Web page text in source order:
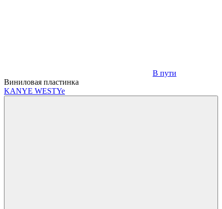
В пути
Виниловая пластинка
KANYE WESTYe